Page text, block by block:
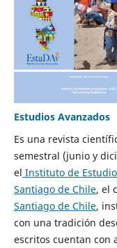
Estudios Avanzados
Es una revista
semestral (junio y
el Instituto de
Santiago de Chile, el
Santiago de Chile,
con una tradición
escritos cuentan con